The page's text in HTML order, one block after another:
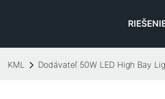
KML Dodávateľ 50W LED High Bay